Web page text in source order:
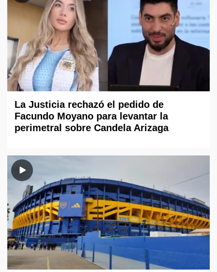
La Justicia rechazó el pedido de
Facundo Moyano para levantar la
perimetral sobre Candela Arizaga